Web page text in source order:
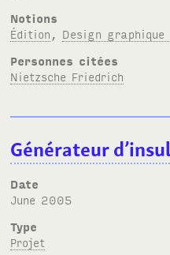
Notions
Édition , Design graphique
Personnes citées
Nietzsche Friedrich
Générateur
Date
June 2005
Type
Projet